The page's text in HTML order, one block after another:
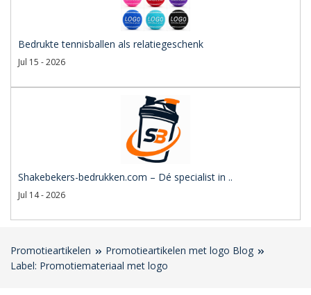
Bedrukte tennisballen als relatiegeschenk
Jul 15 - 2026
Shakebekers-bedrukken.com – Dé specialist in ..
Jul 14 - 2026
Promotieartikelen
Promotieartikelen met logo Blog
Label: Promotiemateriaal met logo